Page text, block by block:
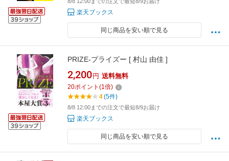
8/8 12:00までの注文で最短8/9お届け
楽天ブックス
同じ商品を安い順で見る
PRIZE-プライズー [ 村山 由佳 ]
2,200 円 送料無料
20ポイント (1倍)
4(5件)
8/8 12:00までの注文で最短8/9お届け
楽天ブックス
同じ商品を安い順で見る